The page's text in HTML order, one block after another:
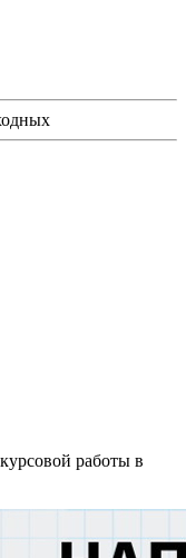
работы в